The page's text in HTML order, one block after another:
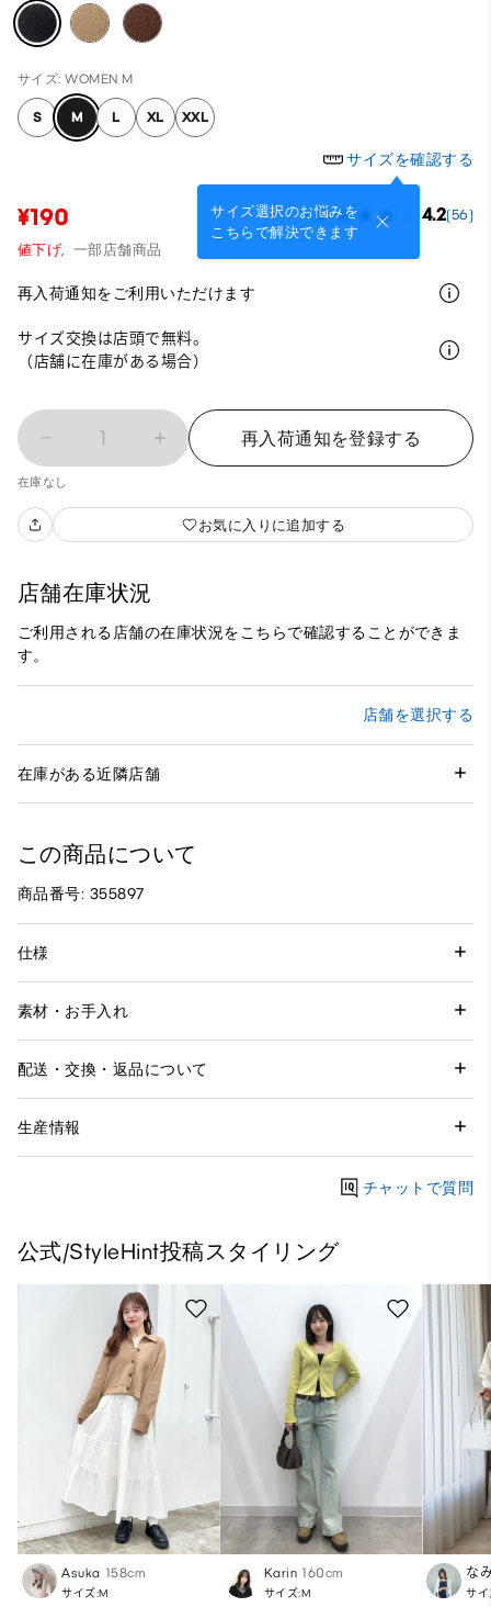
サイズ: WOMEN M
S M L XL XXL
サイズを確認する
サイズ選択のお悩みを
こちらで解決できます
¥190 4.2(56)
値下げ, 一部店舗商品
再入荷通知をご利用いただけます
サイズ交換は店頭で無料。
（店舗に在庫がある場合）
1 再入荷通知を登録する
在庫なし
お気に入りに追加する
店舗在庫状況
ご利用される店舗の在庫状況をこちらで確認することができま
す。
店舗を選択する
在庫がある近隣店舗
この商品について
商品番号: 355897
仕様
素材・お手入れ
配送・交換・返品について
生産情報
チャットで質問
公式/StyleHint投稿スタイリング
Asuka 158cm
サイズ:M
Karin 160cm
サイズ:M
な
サ